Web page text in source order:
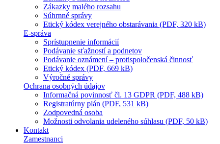
Zákazky malého rozsahu
Súhrnné správy
Etický kódex verejného obstarávania (PDF, 320 kB)
E-správa
Sprístupnenie informácií
Podávanie sťažností a podnetov
Podávanie oznámení – protispoločenská činnosť
Etický kódex (PDF, 669 kB)
Výročné správy
Ochrana osobných údajov
Informačná povinnosť čl. 13 GDPR (PDF, 488 kB)
Registratúrny plán (PDF, 531 kB)
Zodpovedná osoba
Možnosti odvolania udeleného súhlasu (PDF, 50 kB)
Kontakt
Zamestnanci